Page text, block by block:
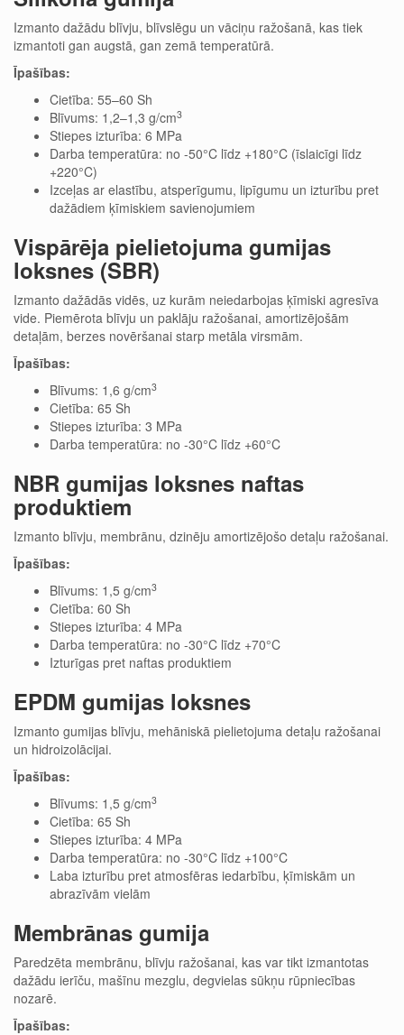
Izmanto dažādu blīvju, blīvslēgu un vāciņu ražošanā, kas tiek
izmantoti gan augstā, gan zemā temperatūrā.
Īpašības:
Cietība: 55–60 Sh
Blīvums: 1,2–1,3 g/cm3
Stiepes izturība: 6 MPa
Darba temperatūra: no -50°C līdz +180°C (īslaicīgi līdz
+220°C)
Izceļas ar elastību, atsperīgumu, lipīgumu un izturību pret
dažādiem ķīmiskiem savienojumiem
Vispārēja pielietojuma gumijas
loksnes (SBR)
Izmanto dažādās vidēs, uz kurām neiedarbojas ķīmiski agresīva
vide. Piemērota blīvju un paklāju ražošanai, amortizējošām
detaļām, berzes novēršanai starp metāla virsmām.
Īpašības:
Blīvums: 1,6 g/cm3
Cietība: 65 Sh
Stiepes izturība: 3 MPa
Darba temperatūra: no -30°C līdz +60°C
NBR gumijas loksnes naftas
produktiem
Izmanto blīvju, membrānu, dzinēju amortizējošo detaļu ražošanai.
Īpašības:
Blīvums: 1,5 g/cm3
Cietība: 60 Sh
Stiepes izturība: 4 MPa
Darba temperatūra: no -30°C līdz +70°C
Izturīgas pret naftas produktiem
EPDM gumijas loksnes
Izmanto gumijas blīvju, mehāniskā pielietojuma detaļu ražošanai
un hidroizolācijai.
Īpašības:
Blīvums: 1,5 g/cm3
Cietība: 65 Sh
Stiepes izturība: 4 MPa
Darba temperatūra: no -30°C līdz +100°C
Laba izturību pret atmosfēras iedarbību, ķīmiskām un
abrazīvām vielām
Membrānas gumija
Paredzēta membrānu, blīvju ražošanai, kas var tikt izmantotas
dažādu ierīču, mašīnu mezglu, degvielas sūkņu rūpniecības
nozarē.
Īpašības: